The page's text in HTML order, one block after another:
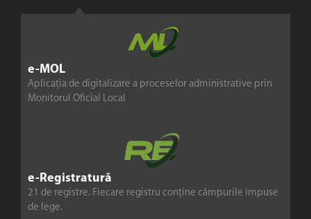
e-MOL
Aplicația de digitalizare a proceselor administrative prin
Monitorul Oficial Local
e-Registratură
21 de registre. Fiecare registru conține câmpurile impuse
de lege.